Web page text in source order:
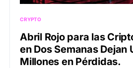
CRYPTO
Abril Rojo para las
en Dos Semanas Dejan
Millones en Pérdidas.